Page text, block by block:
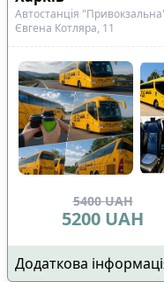
рейси
Автостанція
Євгена Котляра, 11
5400 UAH
5200 UAH
Додаткова